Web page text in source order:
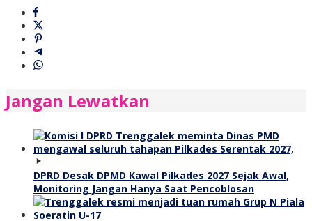
Jangan Lewatkan
DPRD Desak DPMD Kawal Pilkades 2027 Sejak Awal,
Monitoring Jangan Hanya Saat Pencoblosan